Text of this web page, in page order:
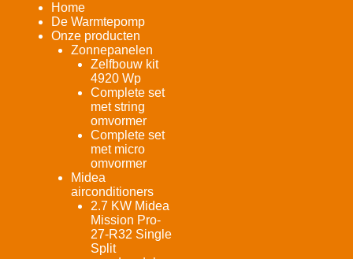
Home
De Warmtepomp
Onze producten
Zonnepanelen
Zelfbouw kit
4920 Wp
Complete set
met string
omvormer
Complete set
met micro
omvormer
Midea
airconditioners
2.7 KW Midea
Mission Pro-
27-R32 Single
Split